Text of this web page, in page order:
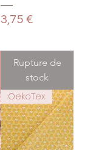
Prix
3,75 €
Rupture de
stock
OekoTex